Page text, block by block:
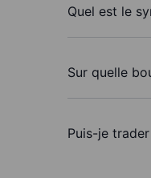
Quel est le
Sur quelle
Puis-je